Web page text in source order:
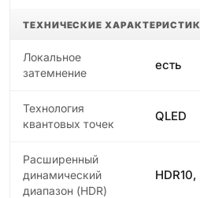
ТЕХНИЧЕСКИЕ
Локальное
затемнение
есть
Технология
квантовых точек
QLED
Расширенный
динамический
диапазон (HDR)